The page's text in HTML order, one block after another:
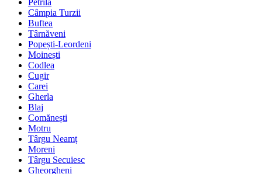
Petrila
Câmpia Turzii
Buftea
Târnăveni
Popești-Leordeni
Moinești
Codlea
Cugir
Carei
Gherla
Blaj
Comănești
Motru
Târgu Neamț
Moreni
Târgu Secuiesc
Gheorgheni